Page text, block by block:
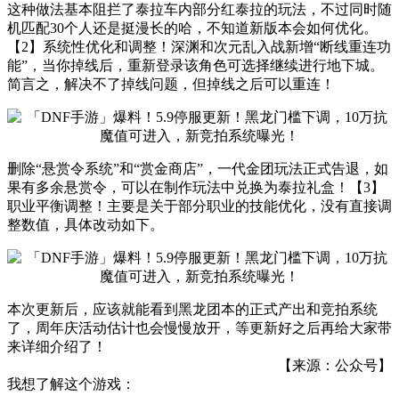
这种做法基本阻拦了泰拉车内部分红泰拉的玩法，不过同时随
机匹配30个人还是挺漫长的哈，不知道新版本会如何优化。
【2】系统性优化和调整！深渊和次元乱入战新增“断线重连功
能”，当你掉线后，重新登录该角色可选择继续进行地下城。
简言之，解决不了掉线问题，但掉线之后可以重连！
删除“悬赏令系统”和“赏金商店”，一代金团玩法正式告退，如
果有多余悬赏令，可以在制作玩法中兑换为泰拉礼盒！【3】
职业平衡调整！主要是关于部分职业的技能优化，没有直接调
整数值，具体改动如下。
本次更新后，应该就能看到黑龙团本的正式产出和竞拍系统
了，周年庆活动估计也会慢慢放开，等更新好之后再给大家带
来详细介绍了！
【来源：公众号】
我想了解这个游戏：